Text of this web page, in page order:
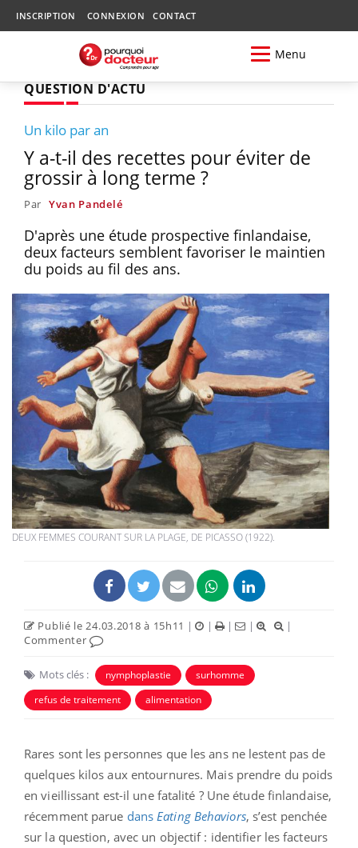
INSCRIPTION CONNEXION CONTACT
Menu
QUESTION D'ACTU
Un kilo par an
Y a-t-il des recettes pour éviter de
grossir à long terme ?
Par Yvan Pandelé
D'après une étude prospective finlandaise,
deux facteurs semblent favoriser le maintien
du poids au fil des ans.
DEUX FEMMES COURANT SUR LA PLAGE, DE PICASSO (1922).
Publié le 24.03.2018 à 15h11 | | | |
|
Commenter
Mots clés : nymphoplastie
surhomme
refus de traitement
alimentation
Rares sont les personnes que les ans ne lestent pas de
quelques kilos aux entournures. Mais prendre du poids
en vieillissant est-il une fatalité ? Une étude finlandaise,
récemment parue dans Eating Behaviors, s’est penchée
sur la question, avec un objectif : identifier les facteurs